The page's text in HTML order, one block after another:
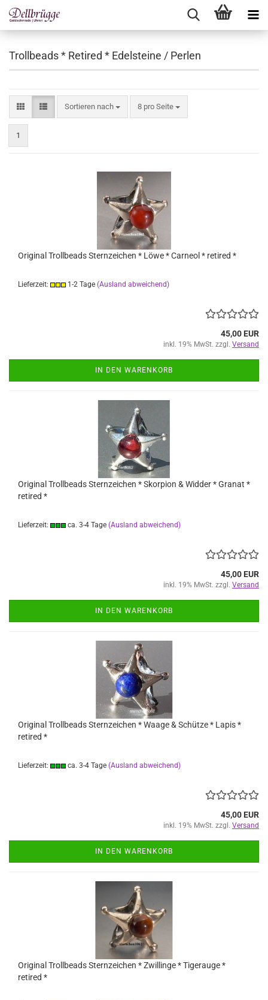
Trollbeads * Retired * Edelsteine / Perlen
Sortieren nach
Sortieren nach 8 pro Seite
pro Seite
1
Original Trollbeads Sternzeichen * Löwe * Carneol * retired *
Lieferzeit: 1-2 Tage (Ausland abweichend)
45,00 EUR
inkl. 19% MwSt. zzgl. Versand
IN DEN WARENKORB
Original Trollbeads Sternzeichen * Skorpion & Widder * Granat *
retired *
Lieferzeit: ca. 3-4 Tage (Ausland abweichend)
45,00 EUR
inkl. 19% MwSt. zzgl. Versand
IN DEN WARENKORB
Original Trollbeads Sternzeichen * Waage & Schütze * Lapis *
retired *
Lieferzeit: ca. 3-4 Tage (Ausland abweichend)
45,00 EUR
inkl. 19% MwSt. zzgl. Versand
IN DEN WARENKORB
Original Trollbeads Sternzeichen * Zwillinge * Tigerauge *
retired *